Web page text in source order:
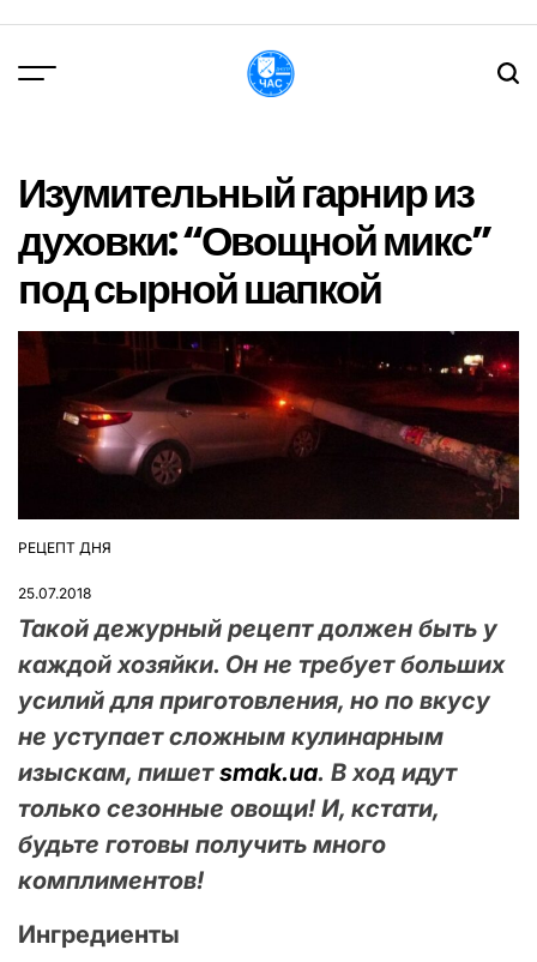
вмісту
Изумительный гарнир из
духовки: “Овощной микс”
под сырной шапкой
ОПУБЛІКУВАТИ
РЕЦЕПТ ДНЯ
25.07.2018
Такой дежурный рецепт должен быть у
каждой хозяйки. Он не требует больших
усилий для приготовления, но по вкусу
не уступает сложным кулинарным
изыскам, пишетsmak.ua. В ход идут
только сезонные овощи! И, кстати,
будьте готовы получить много
комплиментов!
Ингредиенты